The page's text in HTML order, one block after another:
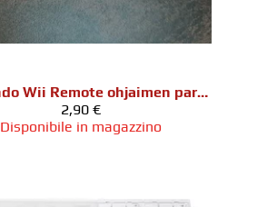
Nintendo Wii Remote ohjaimen paristoluukku
2,90 €
Disponibile in magazzino